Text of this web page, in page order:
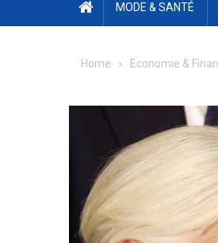
MODE & SANTÉ
Home Economie &